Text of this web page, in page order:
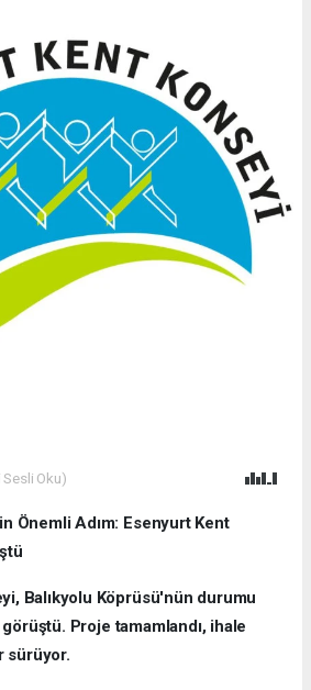
Sesli Oku)
Önemli Adım: Esenyurt Kent
Balıkyolu Köprüsü'nün durumu
Proje tamamlandı, ihale
sürüyor.